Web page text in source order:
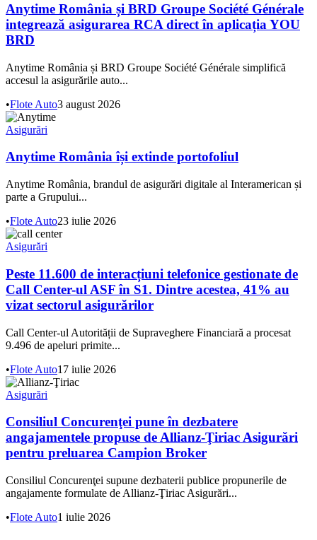
Anytime România și BRD Groupe Société Générale
integrează asigurarea RCA direct în aplicația YOU
BRD
Anytime România și BRD Groupe Société Générale simplifică
accesul la asigurările auto...
•Flote Auto3 august 2026
Asigurări
Anytime România își extinde portofoliul
Anytime România, brandul de asigurări digitale al Interamerican și
parte a Grupului...
•Flote Auto23 iulie 2026
Asigurări
Peste 11.600 de interacțiuni telefonice gestionate de
Call Center-ul ASF în S1. Dintre acestea, 41% au
vizat sectorul asigurărilor
Call Center-ul Autorității de Supraveghere Financiară a procesat
9.496 de apeluri primite...
•Flote Auto17 iulie 2026
Asigurări
Consiliul Concurenţei pune în dezbatere
angajamentele propuse de Allianz-Ţiriac Asigurări
pentru preluarea Campion Broker
Consiliul Concurenţei supune dezbaterii publice propunerile de
angajamente formulate de Allianz-Ţiriac Asigurări...
•Flote Auto1 iulie 2026